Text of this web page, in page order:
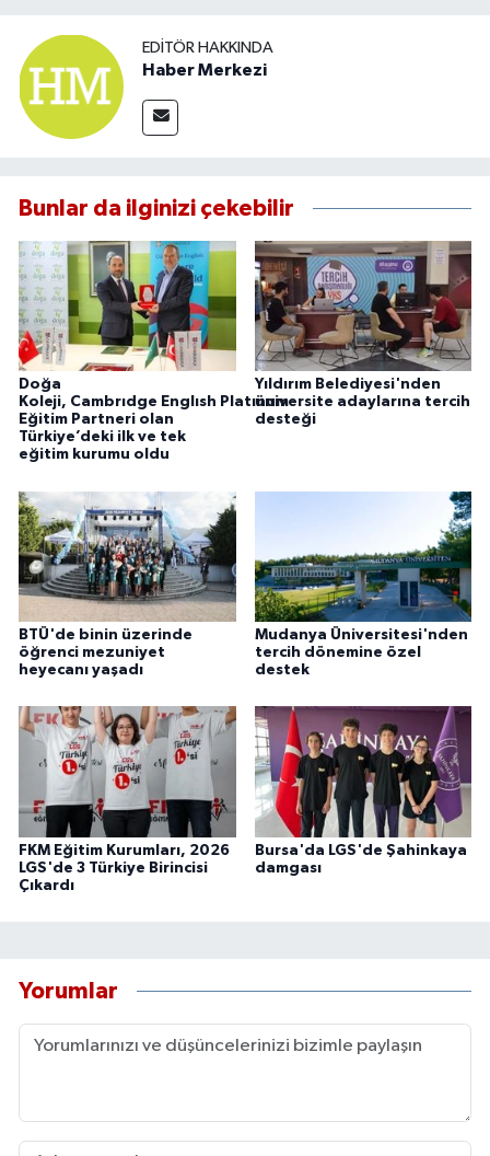
EDITÖR HAKKINDA
Haber Merkezi
Bunlar da ilginizi çekebilir
Doğa
Koleji, Cambrıdge Englısh Platınum
Eğitim Partneri olan
Türkiye’deki ilk ve tek
eğitim kurumu oldu
Yıldırım Belediyesi'nden
üniversite adaylarına tercih
desteği
BTÜ'de binin üzerinde
öğrenci mezuniyet
heyecanı yaşadı
Mudanya Üniversitesi'nden
tercih dönemine özel
destek
FKM Eğitim Kurumları, 2026
LGS'de 3 Türkiye Birincisi
Çıkardı
Bursa'da LGS'de Şahinkaya
damgası
Yorumlar